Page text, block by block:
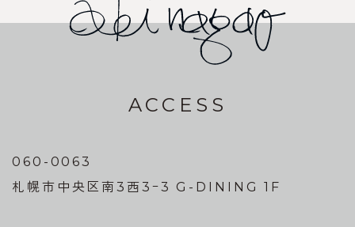
ACCESS
060-0063
札幌市中央区南3西3ｰ3 G-DINING 1F